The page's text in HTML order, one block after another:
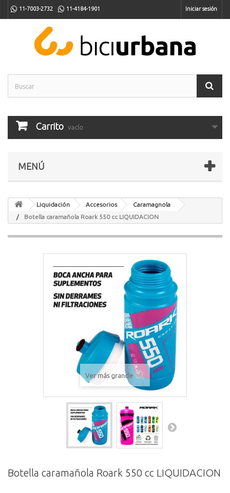
11-7003-2732 11-4184-1901 Iniciar sesión
Carrito vacío
MENÚ
Liquidación Accesorios
Caramagnola
Botella caramañola Roark 550 cc LIQUIDACION
Ver más grande
Botella caramañola Roark 550 cc LIQUIDACION